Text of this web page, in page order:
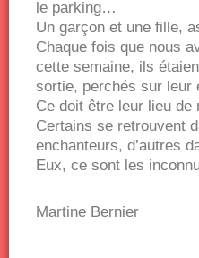
le parking…
Un garçon et une fille,
Chaque fois que nous
cette semaine, ils
sortie, perchés sur leur
Ce doit être leur lieu de
Certains se retrouvent
enchanteurs, d’autres
Eux, ce sont les
Martine Bernier